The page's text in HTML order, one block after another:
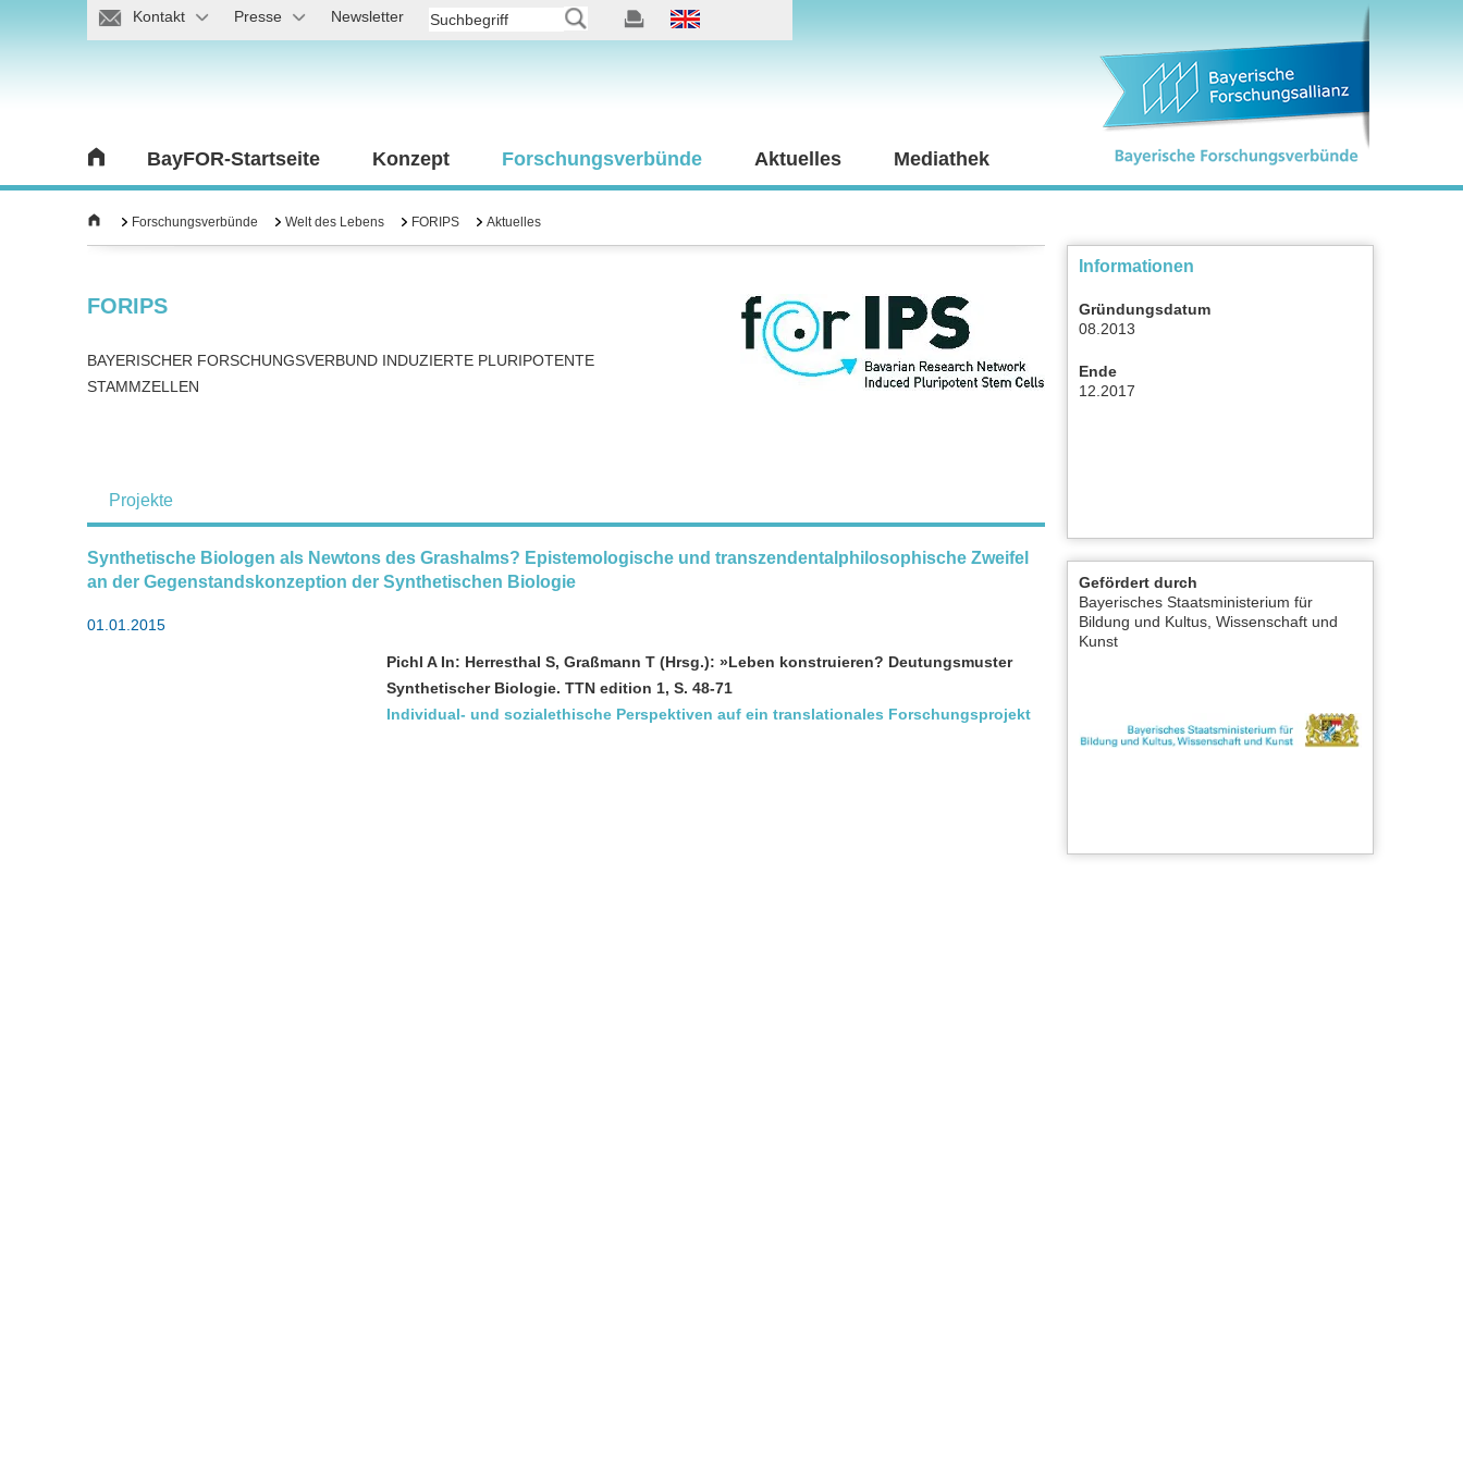
Kontakt Presse Newsletter
BayFOR-Startseite Konzept Forschungsverbünde Aktuelles Mediathek
Forschungsverbünde Welt des Lebens FORIPS Aktuelles
FORIPS
BAYERISCHER FORSCHUNGSVERBUND INDUZIERTE PLURIPOTENTE
STAMMZELLEN
Projekte
Synthetische Biologen als Newtons des Grashalms? Epistemologische und transzendentalphilosophische Zweifel
an der Gegenstandskonzeption der Synthetischen Biologie
01.01.2015
Pichl A In: Herresthal S, Graßmann T (Hrsg.): »Leben konstruieren? Deutungsmuster
Synthetischer Biologie. TTN edition 1, S. 48-71
Individual- und sozialethische Perspektiven auf ein translationales Forschungsprojekt
Informationen
Gründungsdatum
08.2013
Ende
12.2017
Gefördert durch
Bayerisches Staatsministerium für
Bildung und Kultus, Wissenschaft und
Kunst